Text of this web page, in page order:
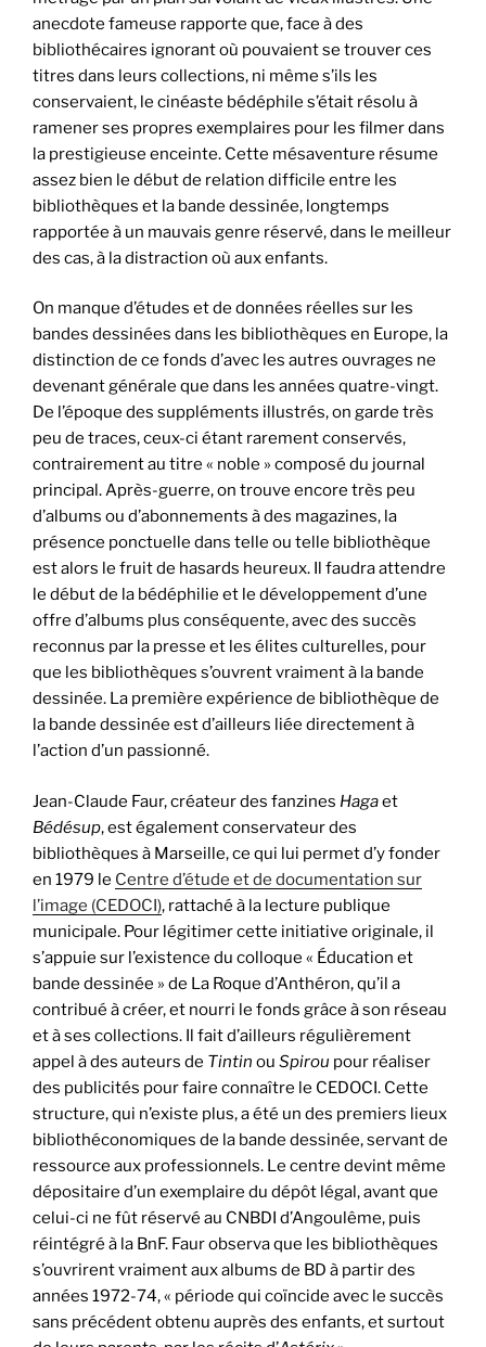
anecdote fameuse rapporte que, face à des
bibliothécaires ignorant où pouvaient se trouver ces
titres dans leurs collections, ni même s’ils les
conservaient, le cinéaste bédéphile s’était résolu à
ramener ses propres exemplaires pour les filmer dans
la prestigieuse enceinte. Cette mésaventure résume
assez bien le début de relation difficile entre les
bibliothèques et la bande dessinée, longtemps
rapportée à un mauvais genre réservé, dans le meilleur
des cas, à la distraction où aux enfants.
On manque d’études et de données réelles sur les
bandes dessinées dans les bibliothèques en Europe, la
distinction de ce fonds d’avec les autres ouvrages ne
devenant générale que dans les années quatre-vingt.
De l’époque des suppléments illustrés, on garde très
peu de traces, ceux-ci étant rarement conservés,
contrairement au titre « noble » composé du journal
principal. Après-guerre, on trouve encore très peu
d’albums ou d’abonnements à des magazines, la
présence ponctuelle dans telle ou telle bibliothèque
est alors le fruit de hasards heureux. Il faudra attendre
le début de la bédéphilie et le développement d’une
offre d’albums plus conséquente, avec des succès
reconnus par la presse et les élites culturelles, pour
que les bibliothèques s’ouvrent vraiment à la bande
dessinée. La première expérience de bibliothèque de
la bande dessinée est d’ailleurs liée directement à
l’action d’un passionné.
Jean-Claude Faur, créateur des fanzines Hagaet
Bédésup, est également conservateur des
bibliothèques à Marseille, ce qui lui permet d’y fonder
en 1979 le Centre d’étude et de documentation sur
l’image (CEDOCI), rattaché à la lecture publique
municipale. Pour légitimer cette initiative originale, il
s’appuie sur l’existence du colloque « Éducation et
bande dessinée » de La Roque d’Anthéron, qu’il a
contribué à créer, et nourri le fonds grâce à son réseau
et à ses collections. Il fait d’ailleurs régulièrement
appel à des auteurs de Tintin ou Spirou pour réaliser
des publicités pour faire connaître le CEDOCI. Cette
structure, qui n’existe plus, a été un des premiers lieux
bibliothéconomiques de la bande dessinée, servant de
ressource aux professionnels. Le centre devint même
dépositaire d’un exemplaire du dépôt légal, avant que
celui-ci ne fût réservé au CNBDI d’Angoulême, puis
réintégré à la BnF. Faur observa que les bibliothèques
s’ouvrirent vraiment aux albums de BD à partir des
années 1972-74, « période qui coïncide avec le succès
sans précédent obtenu auprès des enfants, et surtout